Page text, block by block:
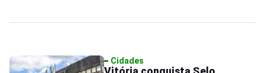
Cidades